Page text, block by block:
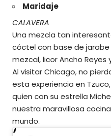
Maridaje
CALAVERA
Una mezcla tan
cóctel con base de
mezcal, licor Ancho
Al visitar Chicago, no
esta experiencia en
quien con su estrella
nuestra maravillosa
mundo.